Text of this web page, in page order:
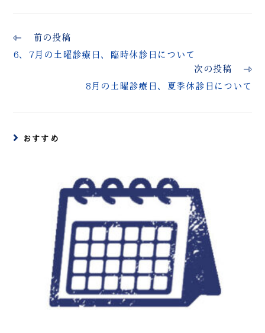
前の投稿
6、7月の土曜診療日、臨時休診日について
次の投稿
8月の土曜診療日、夏季休診日について
おすすめ